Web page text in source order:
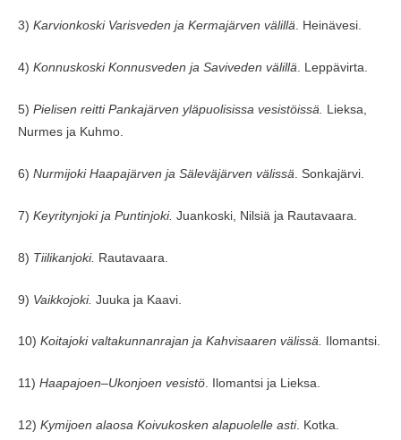
3) Karvionkoski Varisveden ja Kermajärven välillä. Heinävesi.
4) Konnuskoski Konnusveden ja Saviveden välillä. Leppävirta.
5) Pielisen reitti Pankajärven yläpuolisissa vesistöissä. Lieksa,
Nurmes ja Kuhmo.
6) Nurmijoki Haapajärven ja Säleväjärven välissä . Sonkajärvi.
7) Keyritynjoki ja Puntinjoki. Juankoski, Nilsiä ja Rautavaara.
8) Tiilikanjoki. Rautavaara.
9) Vaikkojoki. Juuka ja Kaavi.
10) Koitajoki valtakunnanrajan ja Kahvisaaren välissä. Ilomantsi.
11) Haapajoen–Ukonjoen vesistö. Ilomantsi ja Lieksa.
12) Kymijoen alaosa Koivukosken alapuolelle asti. Kotka.